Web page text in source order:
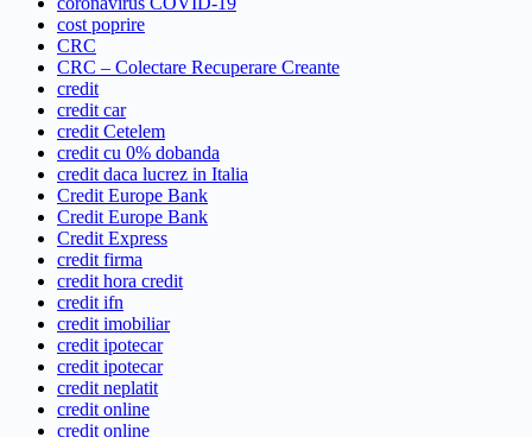
cost poprire
CRC
CRC – Colectare Recuperare Creante
credit
credit car
credit Cetelem
credit cu 0% dobanda
credit daca lucrez in Italia
Credit Europe Bank
Credit Europe Bank
Credit Express
credit firma
credit hora credit
credit ifn
credit imobiliar
credit ipotecar
credit ipotecar
credit neplatit
credit online
credit online